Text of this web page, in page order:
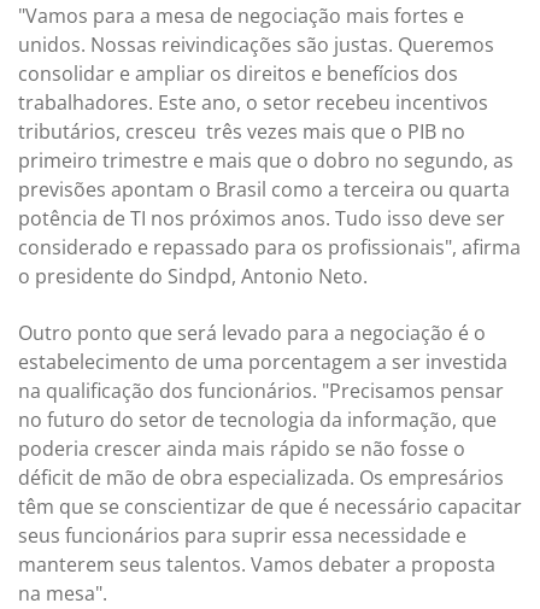
"Vamos para a mesa de negociação mais fortes e
unidos. Nossas reivindicações são justas. Queremos
consolidar e ampliar os direitos e benefícios dos
trabalhadores. Este ano, o setor recebeu incentivos
tributários, cresceu três vezes mais que o PIB no
primeiro trimestre e mais que o dobro no segundo, as
previsões apontam o Brasil como a terceira ou quarta
potência de TI nos próximos anos. Tudo isso deve ser
considerado e repassado para os profissionais", afirma
o presidente do Sindpd, Antonio Neto.
Outro ponto que será levado para a negociação é o
estabelecimento de uma porcentagem a ser investida
na qualificação dos funcionários. "Precisamos pensar
no futuro do setor de tecnologia da informação, que
poderia crescer ainda mais rápido se não fosse o
déficit de mão de obra especializada. Os empresários
têm que se conscientizar de que é necessário capacitar
seus funcionários para suprir essa necessidade e
manterem seus talentos. Vamos debater a proposta
na mesa".